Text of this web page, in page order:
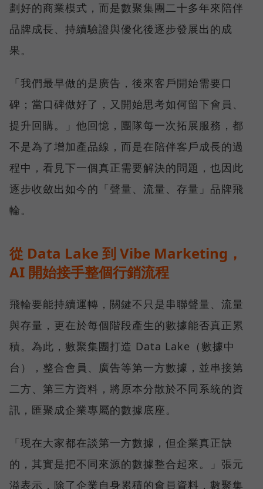
劃好的商業模式，而是數聚集團二十多年來陪伴
品牌成長、持續驗證與優化後逐步發展出的成
果。
「我們最早做的是廣告，後來客戶開始需要口
碑；當口碑做好了，又開始思考如何留下會員、
提升回購。」他回憶，團隊每一次拓展服務，都
不是為了增加產品線，而是在陪伴客戶成長的過
程中，看見下一個真正需要解決的問題，也因此
逐步收斂出如今的「聲量、流量、存量」品牌飛
輪。
從 Data Lake 到 Vibe Marketing，
AI 開始接手整個行銷流程
飛輪要能持續運轉，關鍵不只是串聯聲量、流量
與存量，更在於每個階段產生的數據能否真正累
積。為此，數聚集團打造 Data Lake（數據中
台），整合會員、廣告等第一方數據，並串接第
二方、第三方資料，將原本分散於不同系統的資
訊，匯聚成企業專屬的數據底座。
「現在大家都在談第一方數據，但企業真正缺
的，其實是把不同來源的數據整合起來。」張元
溢表示，除了企業自身累積的會員資料，數聚集